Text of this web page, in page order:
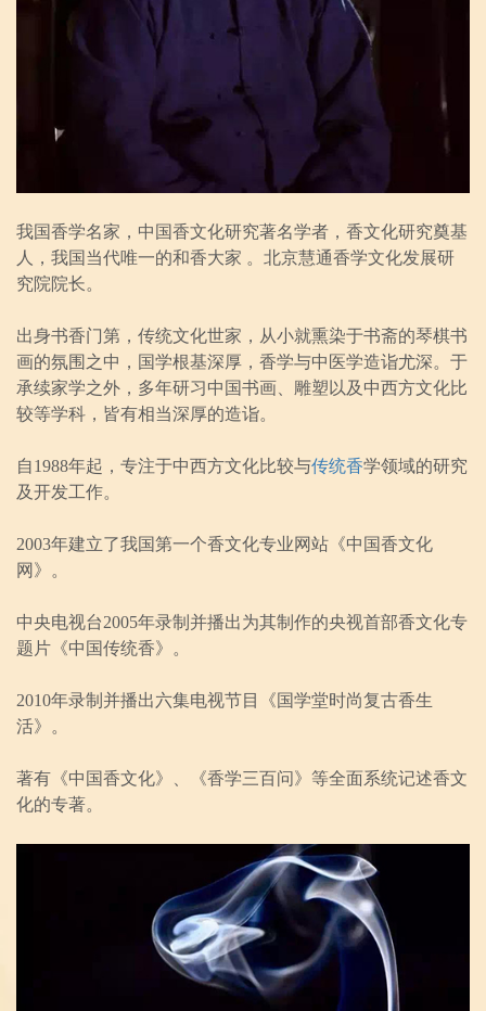
我国香学名家，中国香文化研究著名学者，香文化研究奠基
人，我国当代唯一的和香大家 。北京慧通香学文化发展研
究院院长。
出身书香门第，传统文化世家，从小就熏染于书斋的琴棋书
画的氛围之中，国学根基深厚，香学与中医学造诣尤深。于
承续家学之外，多年研习中国书画、雕塑以及中西方文化比
较等学科，皆有相当深厚的造诣。
自1988年起，专注于中西方文化比较与传统香学领域的研究
及开发工作。
2003年建立了我国第一个香文化专业网站《中国香文化
网》。
中央电视台2005年录制并播出为其制作的央视首部香文化专
题片《中国传统香》。
2010年录制并播出六集电视节目《国学堂时尚复古香生
活》。
著有《中国香文化》、《香学三百问》等全面系统记述香文
化的专著。